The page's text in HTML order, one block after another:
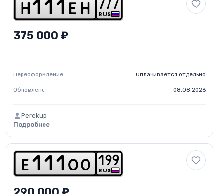
h 1 1 1 e h RUS
7 7 7
375 000 ₽
Переоформление Оплачивается отдельно
Обновлено 08.08.2026
Perekup
Подробнее
e 1 1 1 o o RUS
1 99